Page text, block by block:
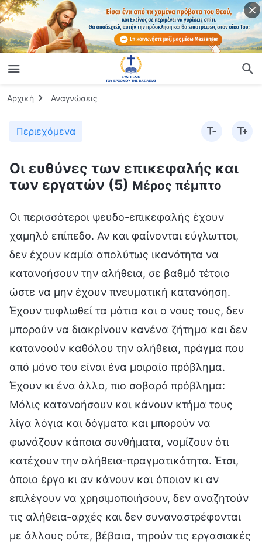
Αρχική Αναγνώσεις
Περιεχόμενα
Οι ευθύνες των επικεφαλής και
των εργατών (5) Μέρος πέμπτο
Οι περισσότεροι ψευδο-επικεφαλής έχουν
χαμηλό επίπεδο. Αν και φαίνονται εύγλωττοι,
δεν έχουν καμία απολύτως ικανότητα να
κατανοήσουν την αλήθεια, σε βαθμό τέτοιο
ώστε να μην έχουν πνευματική κατανόηση.
Έχουν τυφλωθεί τα μάτια και ο νους τους, δεν
μπορούν να διακρίνουν κανένα ζήτημα και δεν
κατανοούν καθόλου την αλήθεια, πράγμα που
από μόνο του είναι ένα μοιραίο πρόβλημα.
Έχουν κι ένα άλλο, πιο σοβαρό πρόβλημα:
Μόλις κατανοήσουν και κάνουν κτήμα τους
λίγα λόγια και δόγματα και μπορούν να
φωνάζουν κάποια συνθήματα, νομίζουν ότι
κατέχουν την αλήθεια-πραγματικότητα. Έτσι,
όποιο έργο κι αν κάνουν και όποιον κι αν
επιλέγουν να χρησιμοποιήσουν, δεν αναζητούν
τις αλήθεια-αρχές και δεν συναναστρέφονται
με άλλους ούτε, βέβαια, τηρούν τις εργασιακές